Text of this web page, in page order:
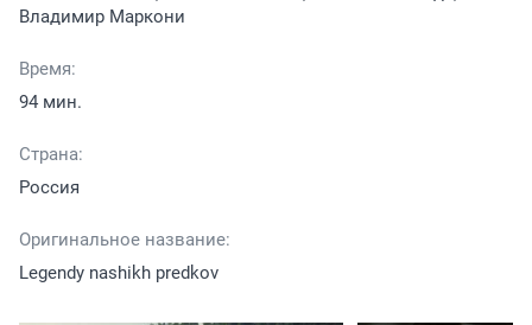
Владимир Маркони
Время:
94 мин.
Страна:
Россия
Оригинальное название:
Legendy nashikh predkov